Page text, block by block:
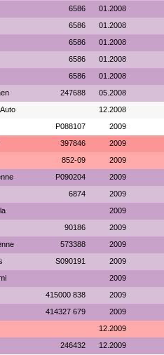
6586 01.2008
6586 01.2008
6586 01.2008
6586 01.2008
6586 01.2008
247688 05.2008
12.2008
P088107 2009
397846 2009
852-09 2009
P090204 2009
6874 2009
2009
90186 2009
573388 2009
S090191 2009
2009
415000 838 2009
414327 679 2009
12.2009
246432 12.2009